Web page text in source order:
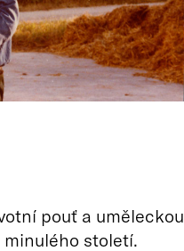
pouť a uměleckou
století.